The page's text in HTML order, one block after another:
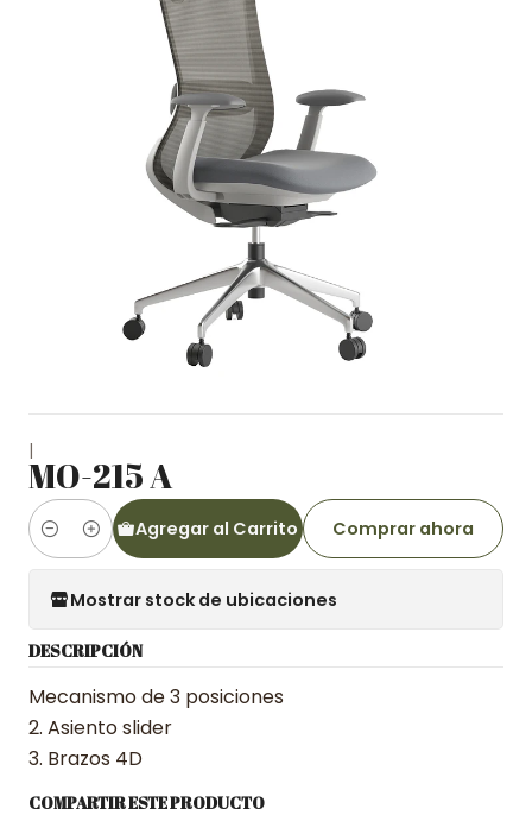
|
MO-215 A
Cantidad
Agregar al Carrito Comprar ahora
Mostrar stock de ubicaciones
DESCRIPCIÓN
Mecanismo de 3 posiciones
2. Asiento slider
3. Brazos 4D
COMPARTIR ESTE PRODUCTO